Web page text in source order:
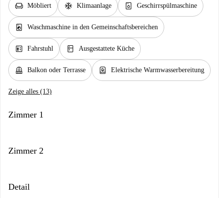
chair Möbliert ac_unit Klimaanlage dishwasher_gen Geschirrspülmaschine
local_laundry_service Waschmaschine in den Gemeinschaftsbereichen
elevator Fahrstuhl kitchen Ausgestattete Küche
balcony Balkon oder Terrasse water_heater Elektrische Warmwasserbereitung
Zeige alles (13)
Zimmer 1
Zimmer 2
Detail